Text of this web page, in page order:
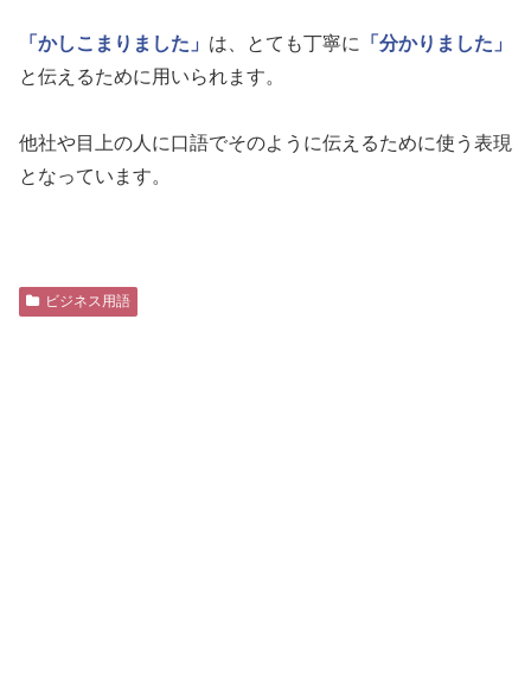
「かしこまりました」 は、とても丁寧に
「分かりました」
と伝えるために用いられます。
他社や目上の人に口語でそのように伝えるために使う表現
となっています。
ビジネス用語